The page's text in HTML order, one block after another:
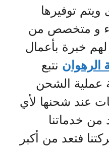
توفيرها
و متخصص من
لهم خبرة بأعمال
الرهوان نتبع
عملية الشحن
عند شحنها لأي
من خدماتنا
فتعد من أكبر